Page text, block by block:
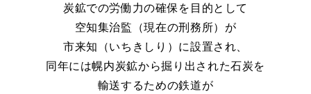
炭鉱での労働力の確保を目的として
空知集治監（現在の刑務所）が
市来知（いちきしり）に設置され、
同年には幌内炭鉱から掘り出された石炭を
輸送するための鉄道が